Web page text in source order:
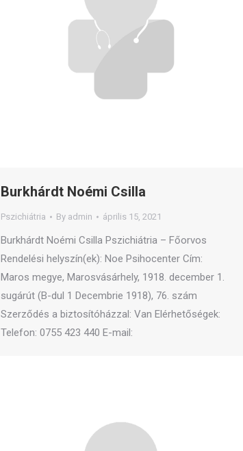
Burkhárdt Noémi Csilla
Pszichiátria By admin április 15, 2021
Burkhárdt Noémi Csilla Pszichiátria – Főorvos
Rendelési helyszín(ek): Noe Psihocenter Cím:
Maros megye, Marosvásárhely, 1918. december 1.
sugárút (B-dul 1 Decembrie 1918), 76. szám
Szerződés a biztosítóházzal: Van Elérhetőségek:
Telefon: 0755 423 440 E-mail: